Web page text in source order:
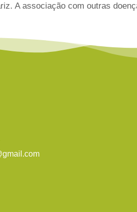
A associação com outras